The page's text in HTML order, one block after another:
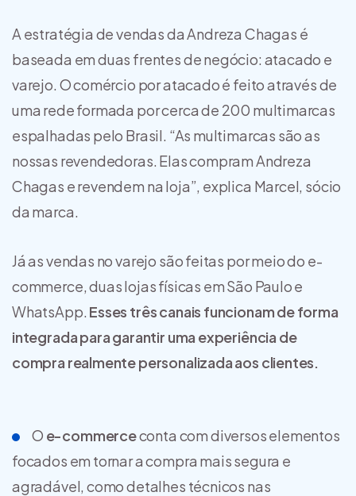
A estratégia de vendas da Andreza Chagas é
baseada em duas frentes de negócio: atacado e
varejo. O comércio por atacado é feito através de
uma rede formada por cerca de 200 multimarcas
espalhadas pelo Brasil. “As multimarcas são as
nossas revendedoras. Elas compram Andreza
Chagas e revendem na loja”, explica Marcel, sócio
da marca.
Já as vendas no varejo são feitas por meio do e-
commerce, duas lojas físicas em São Paulo e
WhatsApp. Esses três canais funcionam de forma
integrada para garantir uma experiência de
compra realmente personalizada aos clientes.
O e-commerceconta com diversos elementos
focados em tornar a compra mais segura e
agradável, como detalhes técnicos nas